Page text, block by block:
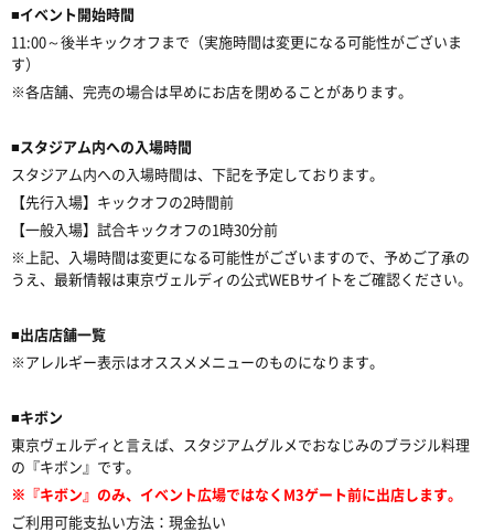
■イベント開始時間
11:00～後半キックオフまで（実施時間は変更になる可能性がございま
す）
※各店舗、完売の場合は早めにお店を閉めることがあります。
■スタジアム内への入場時間
スタジアム内への入場時間は、下記を予定しております。
【先行入場】キックオフの2時間前
【一般入場】試合キックオフの1時30分前
※上記、入場時間は変更になる可能性がございますので、予めご了承の
うえ、最新情報は東京ヴェルディの公式WEBサイトをご確認ください。
■出店店舗一覧
※アレルギー表示はオススメメニューのものになります。
■キボン
東京ヴェルディと言えば、スタジアムグルメでおなじみのブラジル料理
の『キボン』です。
※『キボン』のみ、イベント広場ではなくM3ゲート前に出店します。
ご利用可能支払い方法：現金払い